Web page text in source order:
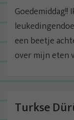
Goedemiddag!!
een beetje
over mijn eten
Turkse